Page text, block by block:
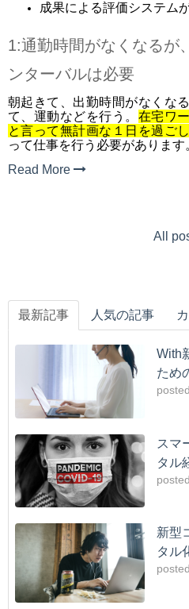
成果による評価システム
1:通勤時間がなくなるが
ンターバルは必要
朝起きて、出勤時間がなくな
て、運動などを行う。 在宅ワ
と言って無計画な１日を過ご
って仕事を行う必要があります
Read More
All
最新記事 人気の記事
With
ため
スマ
タル
新型
タル